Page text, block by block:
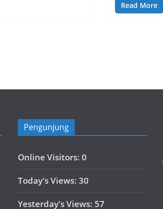
Read More
Pengunjung
Online Visitors: 0
Today's Views: 30
Yesterday's Views: 57